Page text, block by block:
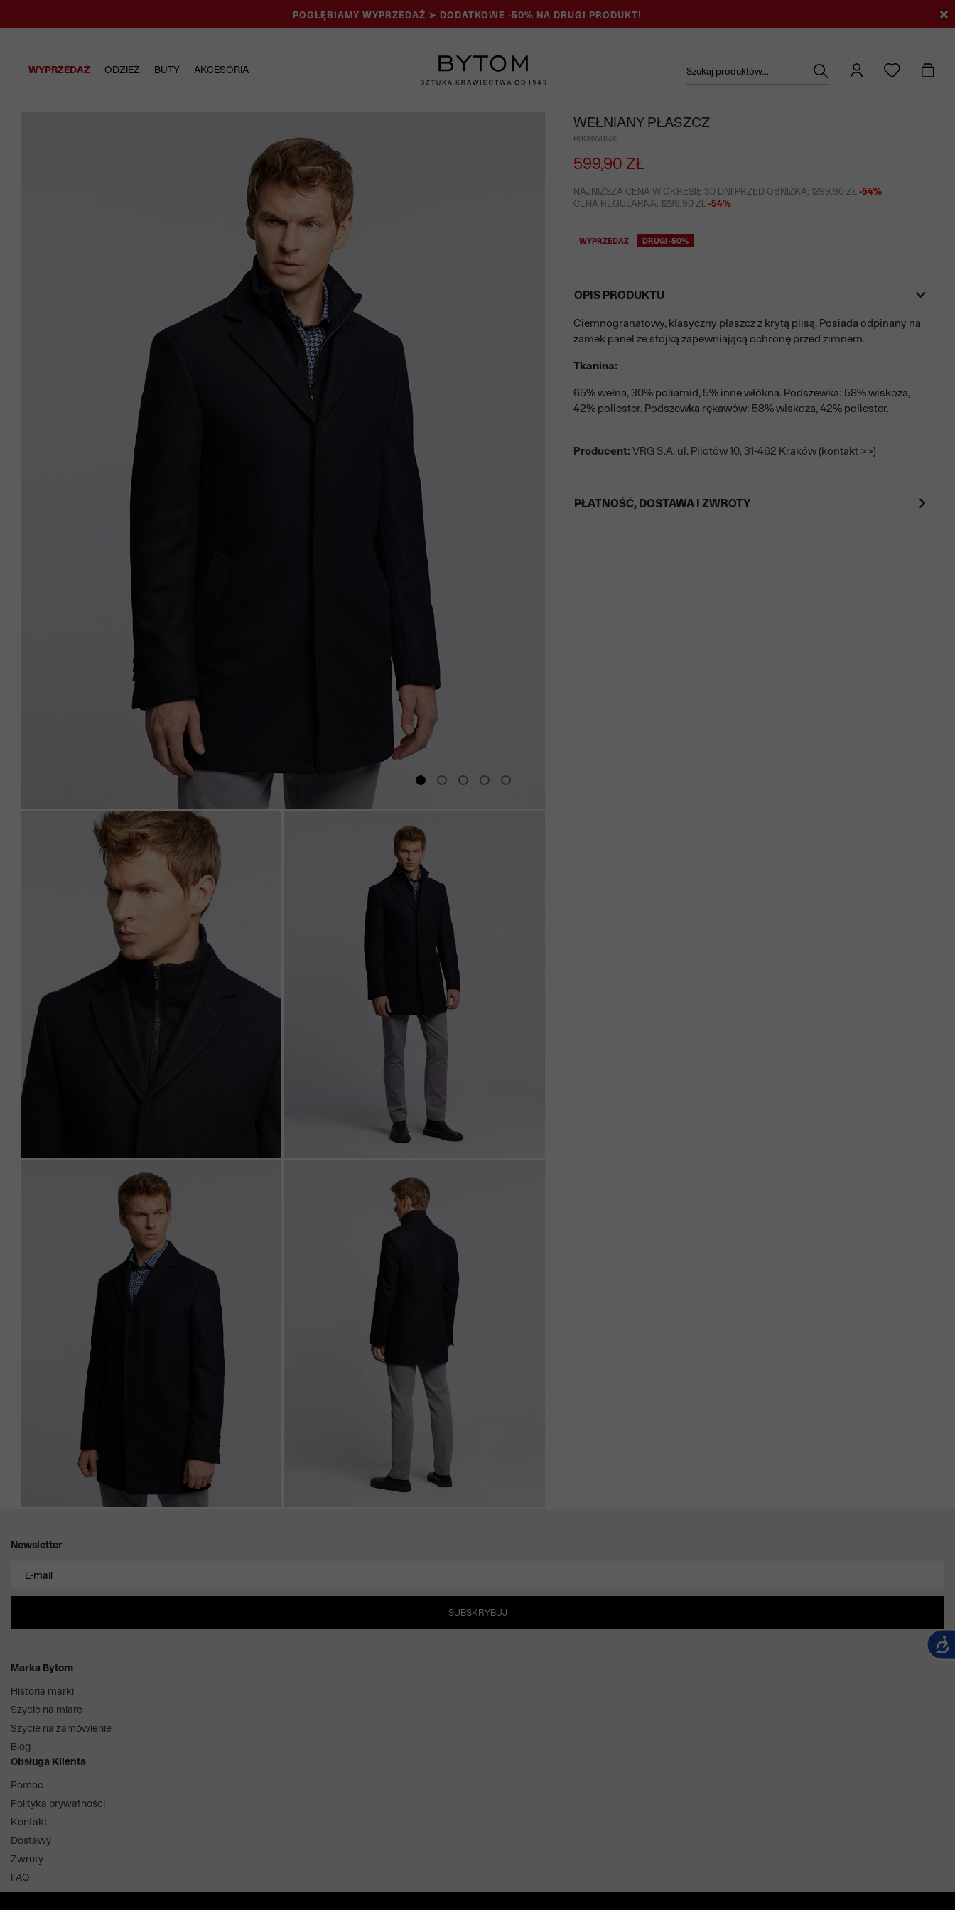
POGŁĘBIAMY WYPRZEDAŻ ➤ DODATKOWE -50% NA DRUGI PRODUKT!
WYPRZEDAŻ ODZIEŻ BUTY AKCESORIA Szukaj produktów...
WEŁNIANY PŁASZCZ
B908WI1531
599,90 ZŁ
NAJNIŻSZA CENA W OKRESIE 30 DNI PRZED OBNIŻKĄ: 1299,90 ZŁ -54%
CENA REGULARNA: 1299,90 ZŁ -54%
WYPRZEDAŻ DRUGI -50%
OPIS PRODUKTU
Ciemnogranatowy, klasyczny płaszcz z krytą plisą. Posiada odpinany na
zamek panel ze stójką zapewniającą ochronę przed zimnem.
Tkanina:
65% wełna, 30% poliamid, 5% inne włókna. Podszewka: 58% wiskoza,
42% poliester. Podszewka rękawów: 58% wiskoza, 42% poliester.
Producent: VRG S.A. ul. Pilotów 10, 31-462 Kraków (kontakt >>)
PŁATNOŚĆ, DOSTAWA I ZWROTY
Marka Bytom
Historia marki
Szycie na miarę
Szycie na zamówienie
Blog
Obsługa Klienta
Pomoc
Polityka prywatności
Kontakt
Dostawy
Zwroty
FAQ
Newsletter